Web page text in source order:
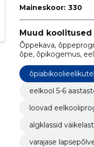
Maineskoor: 330
Muud koolitused
Õppekava,
õpe, õpikogemus,
eelkool 5-6
loovad
algklassid
varajase